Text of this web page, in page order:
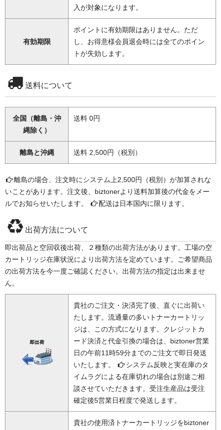
入が対象になります。
有効期限
ポイントに有効期限はありません。ただ
し、お得意様会員退会時には全てのポイン
トが失効します。
送料について
全国（離島・沖
縄除く）
送料 0円
離島と沖縄 送料 2,500円（税別）
離島の場合、注文時にシステム上2,500円（税別）が加算されな
いことがあります。注文後、biztonerより送料加算後の代金をメー
ルでお知らせいたします。
配送は日本国内に限ります。
出荷方法について
即出荷品と空回収後出荷、２種類の出荷方法があります。工場の空
カートリッジ在庫状況により出荷方法を定めています。ご希望商品
の出荷方法を今一度ご確認ください。出荷方法の指定は出来ませ
ん。
貴社のご注文・決済完了後、直ぐに出荷い
たします。流通量の多いトナーカートリッ
ジは、この方式になります。クレジットカ
ード決済と代金引換の場合は、biztoner営業
日の午前11時59分までのご注文で即日発送
いたします。
システム反映と実在庫のタ
イムラグによる在庫切れの場合は別途ご相
談させていただきます。受注生産品は受注
確定後5営業日程度で発送します。
貴社の使用済トナーカートリッジをbiztoner